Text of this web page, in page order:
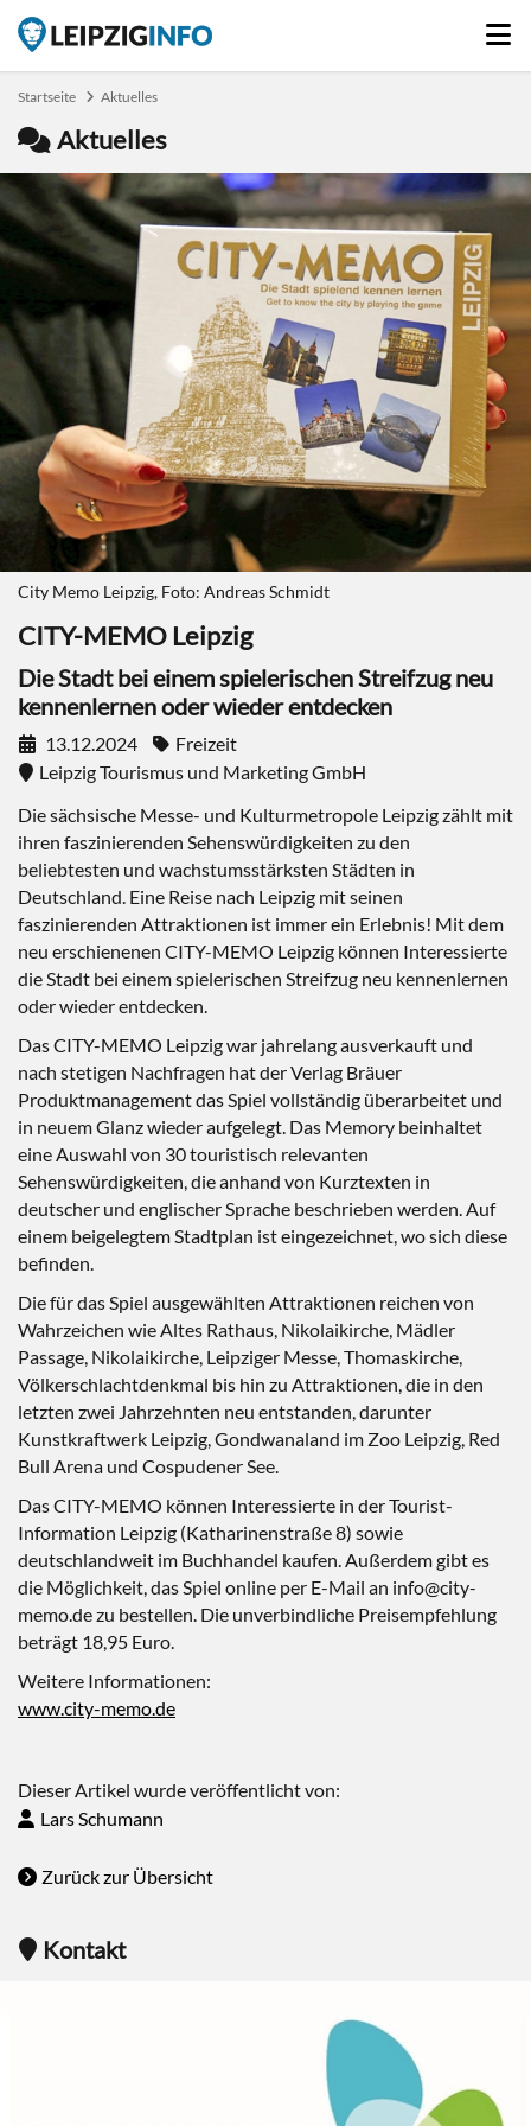
Startseite Aktuelles
Aktuelles
City Memo Leipzig, Foto: Andreas Schmidt
CITY-MEMO Leipzig
Die Stadt bei einem spielerischen Streifzug neu
kennenlernen oder wieder entdecken
13.12.2024
Freizeit
Leipzig Tourismus und Marketing GmbH
Die sächsische Messe- und Kulturmetropole Leipzig zählt mit
ihren faszinierenden Sehenswürdigkeiten zu den
beliebtesten und wachstumsstärksten Städten in
Deutschland. Eine Reise nach Leipzig mit seinen
faszinierenden Attraktionen ist immer ein Erlebnis! Mit dem
neu erschienenen CITY-MEMO Leipzig können Interessierte
die Stadt bei einem spielerischen Streifzug neu kennenlernen
oder wieder entdecken.
Das CITY-MEMO Leipzig war jahrelang ausverkauft und
nach stetigen Nachfragen hat der Verlag Bräuer
Produktmanagement das Spiel vollständig überarbeitet und
in neuem Glanz wieder aufgelegt. Das Memory beinhaltet
eine Auswahl von 30 touristisch relevanten
Sehenswürdigkeiten, die anhand von Kurztexten in
deutscher und englischer Sprache beschrieben werden. Auf
einem beigelegtem Stadtplan ist eingezeichnet, wo sich diese
befinden.
Die für das Spiel ausgewählten Attraktionen reichen von
Wahrzeichen wie Altes Rathaus, Nikolaikirche, Mädler
Passage, Nikolaikirche, Leipziger Messe, Thomaskirche,
Völkerschlachtdenkmal bis hin zu Attraktionen, die in den
letzten zwei Jahrzehnten neu entstanden, darunter
Kunstkraftwerk Leipzig, Gondwanaland im Zoo Leipzig, Red
Bull Arena und Cospudener See.
Das CITY-MEMO können Interessierte in der Tourist-
Information Leipzig (Katharinenstraße 8) sowie
deutschlandweit im Buchhandel kaufen. Außerdem gibt es
die Möglichkeit, das Spiel online per E-Mail an info@city-
memo.de zu bestellen. Die unverbindliche Preisempfehlung
beträgt 18,95 Euro.
Weitere Informationen:
www.city-memo.de
Dieser Artikel wurde veröffentlicht von:
Lars Schumann
Zurück zur Übersicht
Kontakt